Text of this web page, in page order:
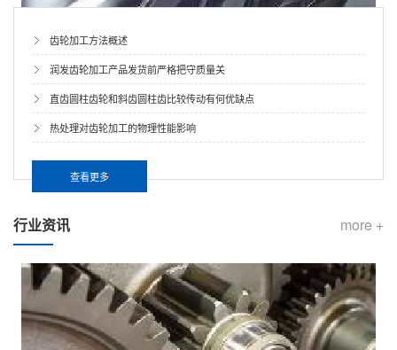
齿轮加工方法概述
润发齿轮加工产品发货前严格把守质量关
直齿圆柱齿轮和斜齿圆柱齿比较传动有何优缺点
热处理对齿轮加工的物理性能影响
查看更多
more +
行业资讯